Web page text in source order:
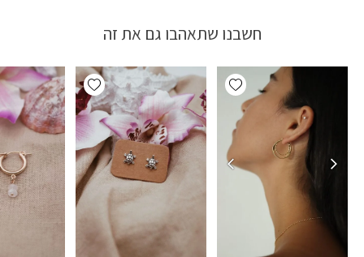
חשבנו שתאהבו גם את זה
Add wishlist
Add wishlist